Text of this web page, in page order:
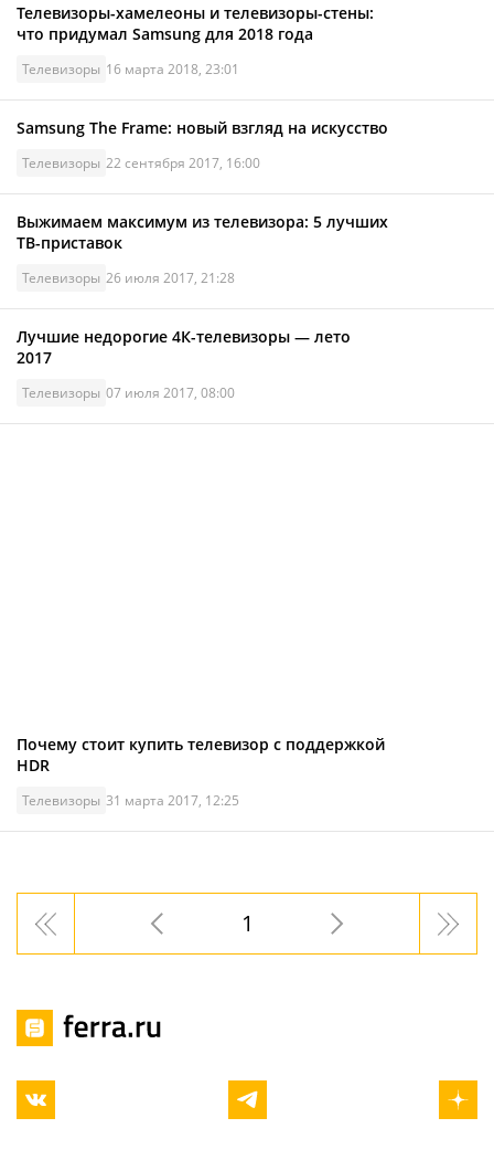
Телевизоры-хамелеоны и телевизоры-стены:
что придумал Samsung для 2018 года
Телевизоры 16 марта 2018, 23:01
Samsung The Frame: новый взгляд на искусство
Телевизоры 22 сентября 2017, 16:00
Выжимаем максимум из телевизора: 5 лучших
ТВ-приставок
Телевизоры 26 июля 2017, 21:28
Лучшие недорогие 4К-телевизоры — лето
2017
Телевизоры 07 июля 2017, 08:00
Почему стоит купить телевизор с поддержкой
HDR
Телевизоры 31 марта 2017, 12:25
1